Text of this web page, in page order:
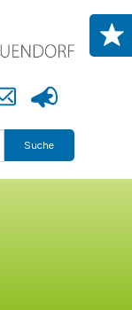
Presse
Suche